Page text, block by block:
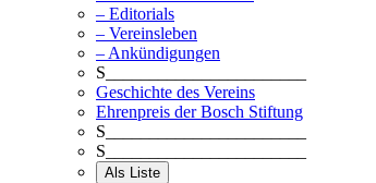
– Editorials
– Vereinsleben
– Ankündigungen
S_______________________
Geschichte des Vereins
Ehrenpreis der Bosch Stiftung
S_______________________
S_______________________
Als Liste